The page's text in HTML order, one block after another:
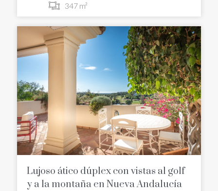
347 m²
Lujoso ático dúplex con vistas al golf
y a la montaña en Nueva Andalucía